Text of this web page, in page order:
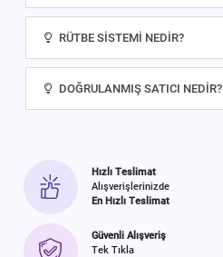
RÜTBE SISTEMI NEDIR?
DOĞRULANMIŞ SATICI NEDIR?
Hızlı Teslimat
Alışverişlerinizde
En Hızlı Teslimat
Güvenli Alışveriş
Tek Tıkla